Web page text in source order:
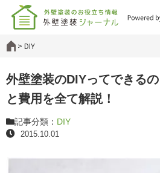
DIY
外壁塗装のDIYってできる
と費用を全て解説！
記事分類： DIY
2015.10.01